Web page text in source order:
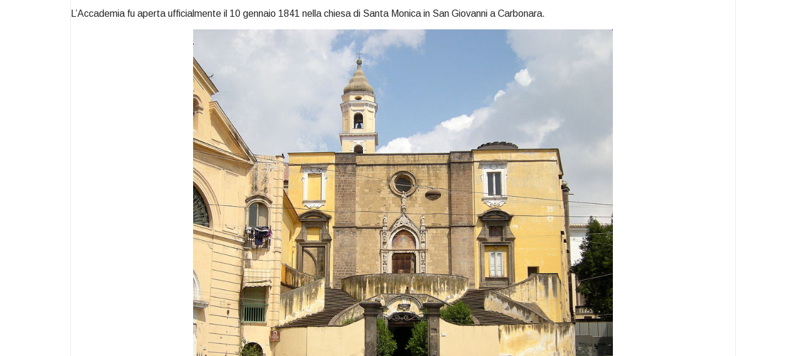
L’Accademia fu aperta ufficialmente il 10 gennaio 1841 nella chiesa di Santa Monica in San Giovanni a Carbonara.